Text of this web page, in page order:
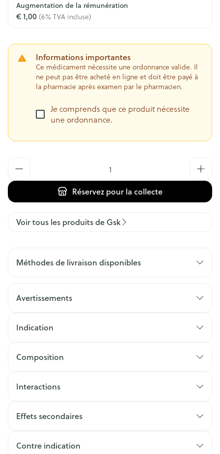
Augmentation de la rémunération
€ 1,00(6% TVA incluse)
Informations importantes
Ce médicament nécessite une ordonnance valide. Il
ne peut pas être acheté en ligne et doit être payé à
la pharmacie après examen par le pharmacien.
Je comprends que ce produit nécessite
une ordonnance.
Réservez pour la collecte
Voir tous les produits de Gsk
Méthodes de livraison disponibles
Avertissements
Indication
Composition
Interactions
Effets secondaires
Contre indication